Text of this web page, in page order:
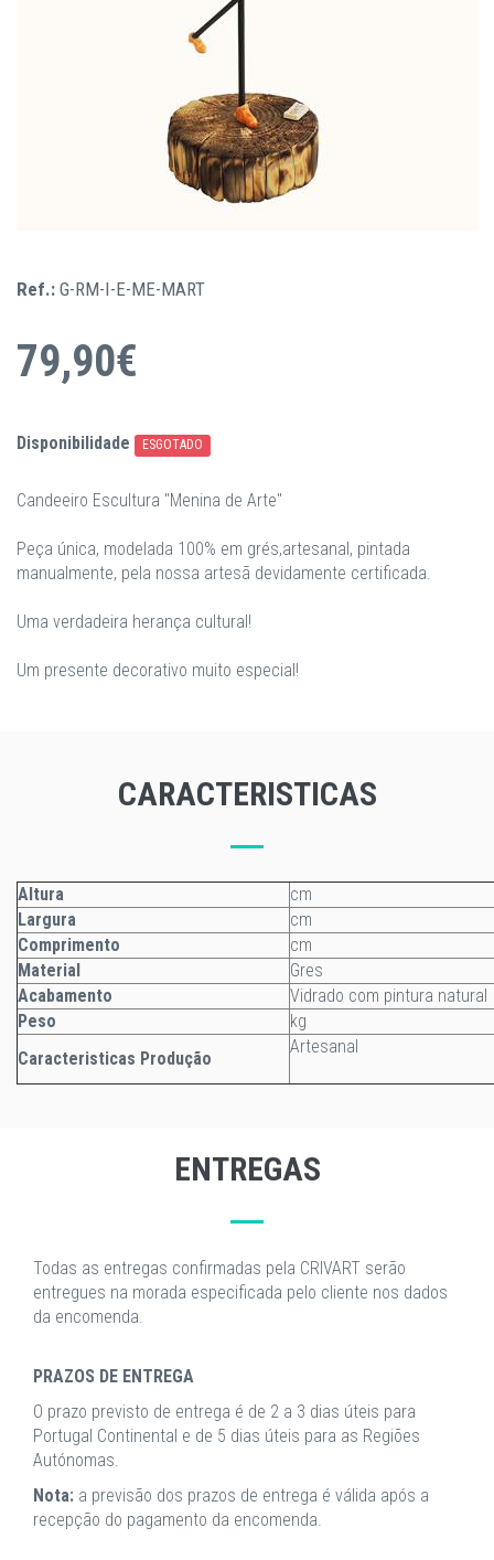
Ref.: G-RM-I-E-ME-MART
79,90€
Disponibilidade ESGOTADO
Candeeiro Escultura "Menina de Arte"
Peça única, modelada 100% em grés,artesanal, pintada
manualmente, pela nossa artesã devidamente certificada.
Uma verdadeira herança cultural!
Um presente decorativo muito especial!
CARACTERISTICAS
Altura
cm
Largura
cm
Comprimento
cm
Material
Gres
Acabamento
Vidrado com pintura natural
Peso
kg
Caracteristicas Produção
Artesanal
ENTREGAS
Todas as entregas confirmadas pela CRIVART serão
entregues na morada especificada pelo cliente nos dados
da encomenda.
PRAZOS DE ENTREGA
O prazo previsto de entrega é de 2 a 3 dias úteis para
Portugal Continental e de 5 dias úteis para as Regiões
Autónomas.
Nota: a previsão dos prazos de entrega é válida após a
recepção do pagamento da encomenda.